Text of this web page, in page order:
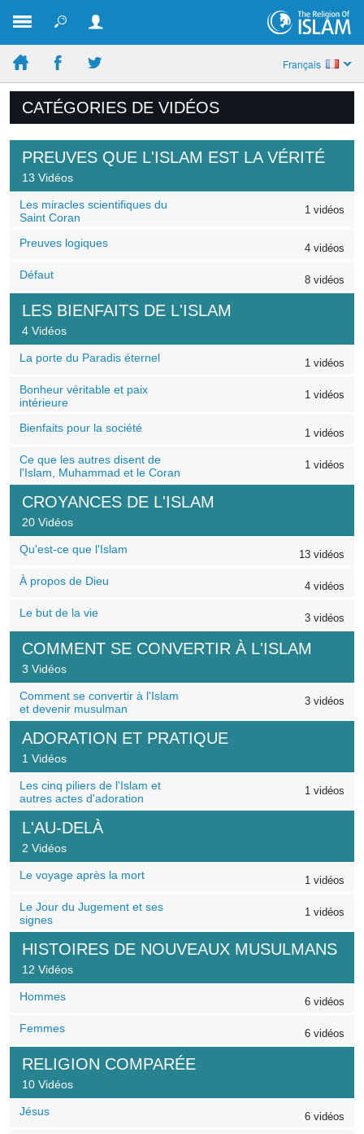
Français
CATÉGORIES DE VIDÉOS
PREUVES QUE L'ISLAM EST LA VÉRITÉ
13 Vidéos
Les miracles scientifiques du
Saint Coran
1 vidéos
Preuves logiques 4 vidéos
Défaut 8 vidéos
LES BIENFAITS DE L'ISLAM
4 Vidéos
La porte du Paradis éternel 1 vidéos
Bonheur véritable et paix
intérieure
1 vidéos
Bienfaits pour la société 1 vidéos
Ce que les autres disent de
l'Islam, Muhammad et le Coran
1 vidéos
CROYANCES DE L'ISLAM
20 Vidéos
Qu'est-ce que l'Islam 13 vidéos
À propos de Dieu 4 vidéos
Le but de la vie 3 vidéos
COMMENT SE CONVERTIR À L'ISLAM
3 Vidéos
Comment se convertir à l'Islam
et devenir musulman
3 vidéos
ADORATION ET PRATIQUE
1 Vidéos
Les cinq piliers de l'Islam et
autres actes d'adoration
1 vidéos
L'AU-DELÀ
2 Vidéos
Le voyage après la mort 1 vidéos
Le Jour du Jugement et ses
signes
1 vidéos
HISTOIRES DE NOUVEAUX MUSULMANS
12 Vidéos
Hommes 6 vidéos
Femmes 6 vidéos
RELIGION COMPARÉE
10 Vidéos
Jésus 6 vidéos